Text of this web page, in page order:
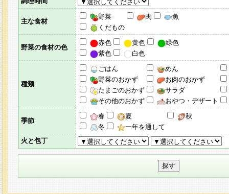
主な食材
野菜 肉
魚
くだもの
野菜の食材の色
赤色 黄色
緑色
紫色
白色
種類
ごはん
めん
野菜のおかず
お肉のおかず
たまごのおかず
サラダ
その他のおかず
おやつ・デザート
季節
春 夏
秋
冬
一年を通して
火と包丁